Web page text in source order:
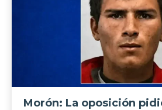
Morón: La oposición